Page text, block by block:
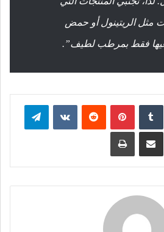
مثل الريتينول أو حمض
فقط بمرطب لطيف”.
‏Tumblr بينتيريست
‏Reddit
‏VKontakte تيلقرام
مشاركة عبر البريد طباعة